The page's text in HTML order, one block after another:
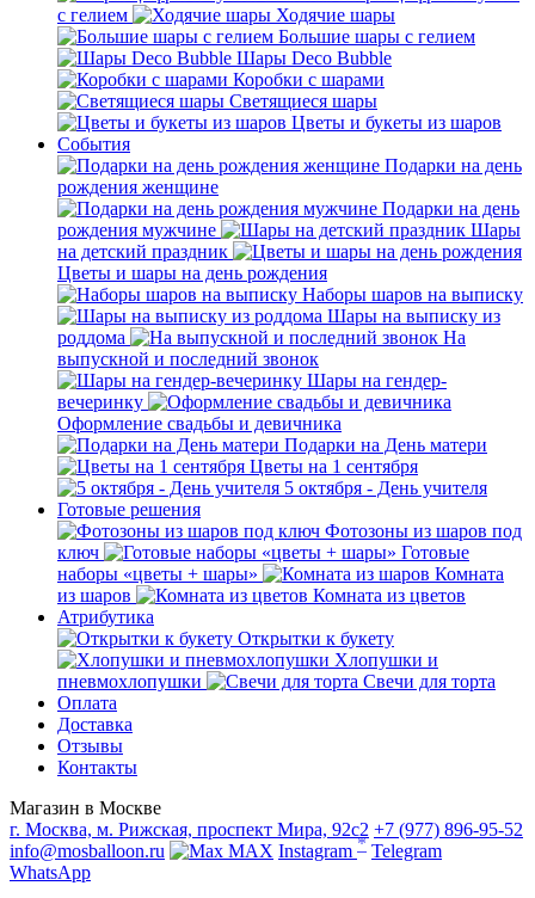
с гелием
Ходячие шары
Большие шары с гелием
Шары Deco Bubble
Коробки с шарами
Светящиеся шары
Цветы и букеты из шаров
События
Подарки на день
рождения женщине
Подарки на день
рождения мужчине
Шары
на детский праздник
Цветы и шары на день рождения
Наборы шаров на выписку
Шары на выписку из
роддома
На
выпускной и последний звонок
Шары на гендер-
вечеринку
Оформление свадьбы и девичника
Подарки на День матери
Цветы на 1 сентября
5 октября - День учителя
Готовые решения
Фотозоны из шаров под
ключ
Готовые
наборы «цветы + шары»
Комната
из шаров
Комната из цветов
Атрибутика
Открытки к букету
Хлопушки и
пневмохлопушки
Свечи для торта
Оплата
Доставка
Отзывы
Контакты
Магазин в Москве
г. Москва, м. Рижская, проспект Мира, 92с2 +7 (977) 896-95-52
info@mosballoon.ru
MAX Instagram * Telegram
WhatsApp